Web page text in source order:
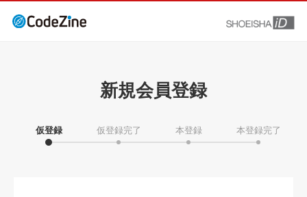
新規会員登録
仮登録 仮登録完了 本登録 本登録完了